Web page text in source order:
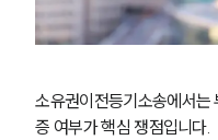
소유권이전등기소송에서는
증 여부가 핵심 쟁점입니다.